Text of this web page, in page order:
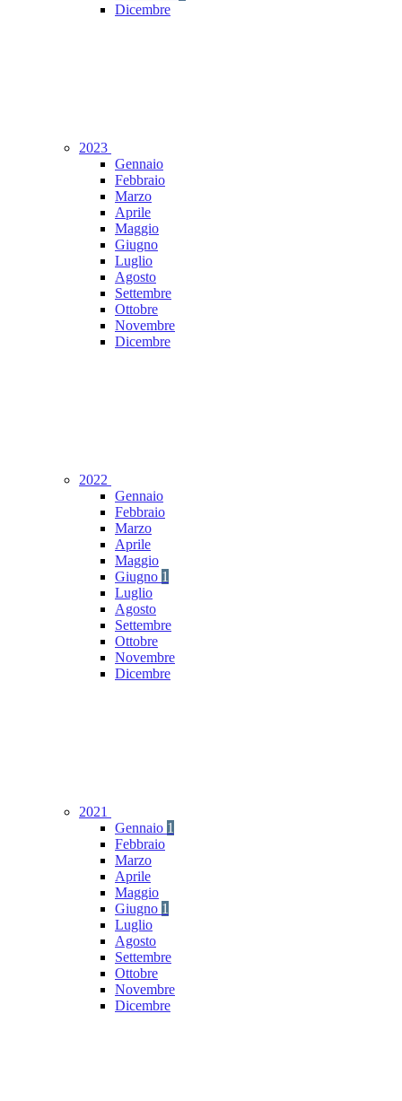
Dicembre
2023
Gennaio
Febbraio
Marzo
Aprile
Maggio
Giugno
Luglio
Agosto
Settembre
Ottobre
Novembre
Dicembre
2022
Gennaio
Febbraio
Marzo
Aprile
Maggio
Giugno 1
Luglio
Agosto
Settembre
Ottobre
Novembre
Dicembre
2021
Gennaio 1
Febbraio
Marzo
Aprile
Maggio
Giugno 1
Luglio
Agosto
Settembre
Ottobre
Novembre
Dicembre